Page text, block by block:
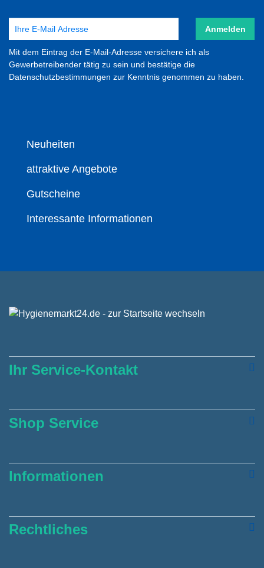
Anmelden
Mit dem Eintrag der E-Mail-Adresse versichere ich als
Gewerbetreibender tätig zu sein und bestätige die
Datenschutzbestimmungen zur Kenntnis genommen zu haben.
Neuheiten
attraktive Angebote
Gutscheine
Interessante Informationen
Ihr Service-Kontakt
Shop Service
Informationen
Rechtliches